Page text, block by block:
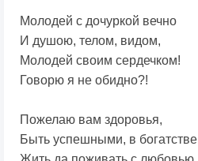
Молодей с дочуркой вечно
И душою, телом, видом,
Молодей своим сердечком!
Говорю я не обидно?!
Пожелаю вам здоровья,
Быть успешными, в богатстве